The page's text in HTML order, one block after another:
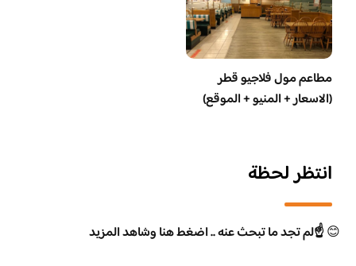
مطاعم مول فلاجيو قطر
(الاسعار + المنيو + الموقع)
انتظر لحظة
😊☝️لم تجد ما تبحث عنه .. اضغط هنا وشاهد المزيد